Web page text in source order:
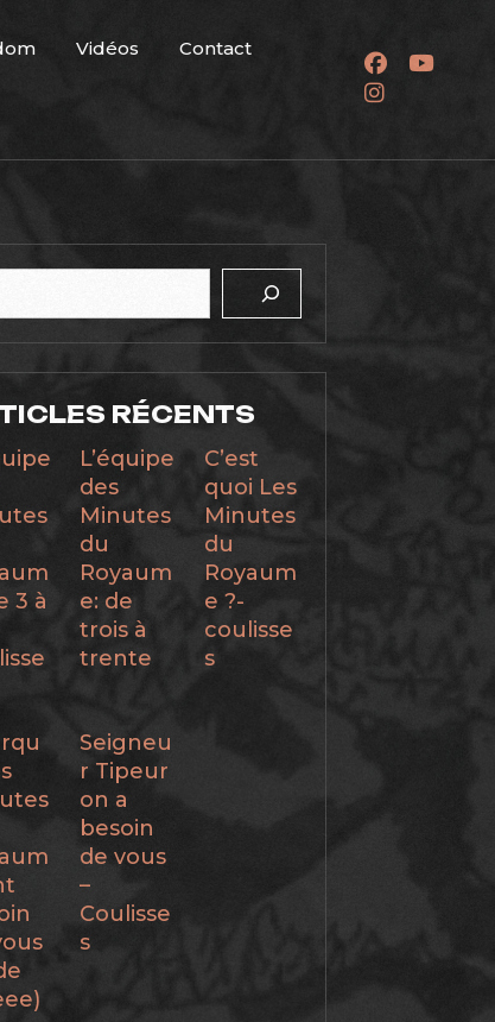
Vidéos Contact
RÉCENTS
3 à
L’équipe
des
Minutes
du
Royaum
e: de
trois à
trente
C’est
quoi Les
Minutes
du
Royaum
e ?-
coulisse
s
Seigneu
r Tipeur
on a
besoin
de vous
–
Coulisse
s